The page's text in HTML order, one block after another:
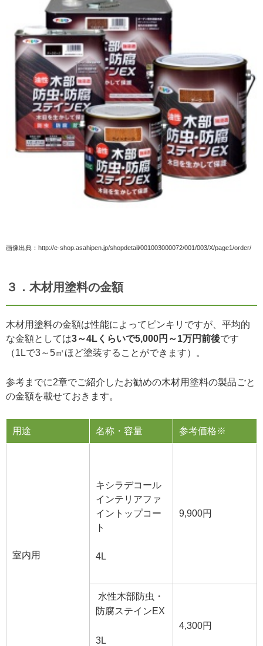
画像出典：http://e-shop.asahipen.jp/shopdetail/001003000072/001/003/X/page1/order/
３．木材用塗料の金額
木材用塗料の金額は性能によってピンキリですが、平均的
な金額としては3～4Lくらいで5,000円～1万円前後です
（1Lで3～5㎡ほど塗装することができます）。
参考までに2章でご紹介したお勧めの木材用塗料の製品ごと
の金額を載せておきます。
用途 名称・容量 参考価格※
室内用
キシラデコール
インテリアファ
イントップコー
ト
4L
9,900円
水性木部防虫・
防腐ステインEX
3L
4,300円